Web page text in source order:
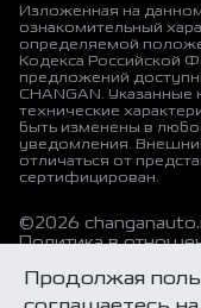
Изложенная на
ознакомительный
определяемой
Кодекса Российской
предложений
CHANGAN. Указанные
технические
быть изменены в
уведомления.
отличаться от
сертифицирован.
©2026
Политика в
Политика
Согласие на
Продолжая